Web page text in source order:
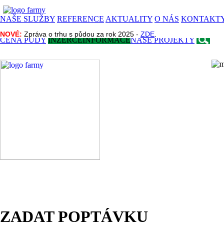
NAŠE SLUŽBY REFERENCE AKTUALITY O NÁS
NOVÉ: Zpráva o trhu s půdou za rok 2025 - ZDE
CENA PŮDY INZERCEINFORMACENAŠE PROJEKTY
NOVÉ: Zpráva o trhu s půdou za rok 2025 - ZDE
ZADAT POPTÁVKU